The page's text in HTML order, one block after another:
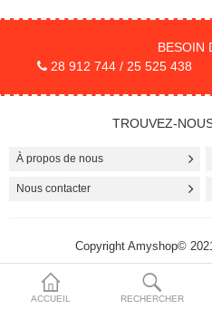
ACCUEIL RECHERCHER
BESOIN
28 912 744 / 25 525 438
TROUVEZ-
À propos de nous
Nous contacter
Copyright Amyshop©